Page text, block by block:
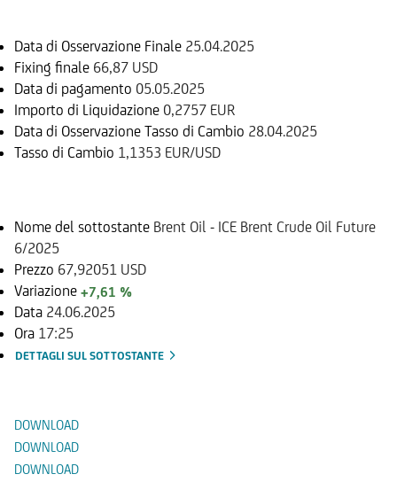
Data di Osservazione Finale 25.04.2025
Fixing finale 66,87 USD
Data di pagamento 05.05.2025
Importo di Liquidazione 0,2757 EUR
Data di Osservazione Tasso di Cambio 28.04.2025
Tasso di Cambio 1,1353 EUR/USD
Nome del sottostante Brent Oil - ICE Brent Crude Oil Future
6/2025
Prezzo 67,92051 USD
Variazione +7,61 %
Data 24.06.2025
Ora 17:25
DETTAGLI SUL SOTTOSTANTE
DOWNLOAD
DOWNLOAD
DOWNLOAD